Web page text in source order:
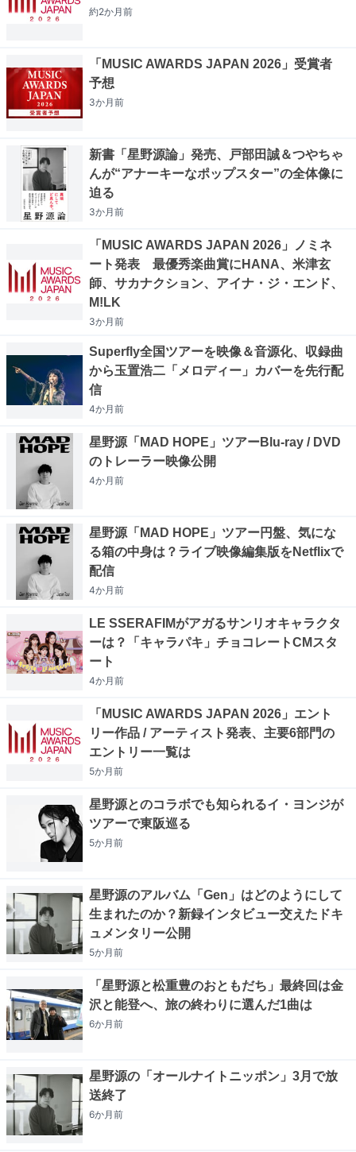
約2か月前
「MUSIC AWARDS JAPAN 2026」受賞者
予想
3か月前
新書「星野源論」発売、戸部田誠＆つやちゃ
んが“アナーキーなポップスター”の全体像に
迫る
3か月前
「MUSIC AWARDS JAPAN 2026」ノミネ
ート発表 最優秀楽曲賞にHANA、米津玄
師、サカナクション、アイナ・ジ・エンド、
M!LK
3か月前
Superfly全国ツアーを映像＆音源化、収録曲
から玉置浩二「メロディー」カバーを先行配
信
4か月前
星野源「MAD HOPE」ツアーBlu-ray / DVD
のトレーラー映像公開
4か月前
星野源「MAD HOPE」ツアー円盤、気にな
る箱の中身は？ライブ映像編集版をNetflixで
配信
4か月前
LE SSERAFIMがアガるサンリオキャラクタ
ーは？「キャラパキ」チョコレートCMスタ
ート
4か月前
「MUSIC AWARDS JAPAN 2026」エント
リー作品 / アーティスト発表、主要6部門の
エントリー一覧は
5か月前
星野源とのコラボでも知られるイ・ヨンジが
ツアーで東阪巡る
5か月前
星野源のアルバム「Gen」はどのようにして
生まれたのか？新録インタビュー交えたドキ
ュメンタリー公開
5か月前
「星野源と松重豊のおともだち」最終回は金
沢と能登へ、旅の終わりに選んだ1曲は
6か月前
星野源の「オールナイトニッポン」3月で放
送終了
6か月前